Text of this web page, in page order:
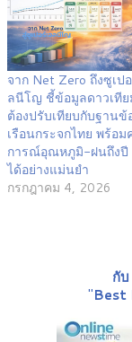
จาก Net Zero ถึงซูเป
ลนีโญ ชี้ข้อมูลดาวเทีย
ต้องปรับเทียบกับฐาน
เรือนกระจกไทย พร้อม
การณ์อุณหภูมิ-ฝนถึงปี
ได้อย่างแม่นยำ
กรกฎาคม 4, 2026
กับ
"Best